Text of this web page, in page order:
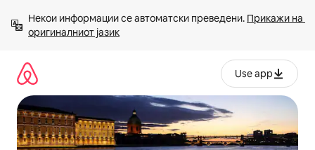
содржина
Некои информации се автоматски преведени. Прикажи на
оригиналниот јазик
Use app